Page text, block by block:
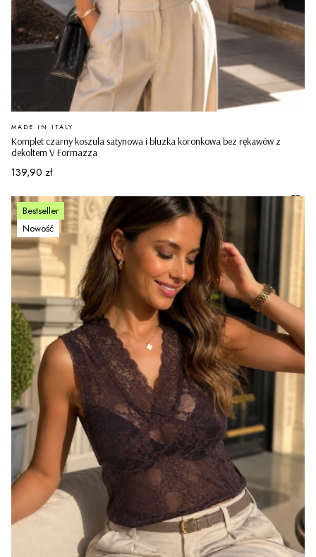
Komplet czarny koszula satynowa i bluzka koronkowa bez rękawów z
dekoltem V Formazza
PRODUCENT
MADE IN ITALY
Cena
139,90 zł
Bestseller
Nowość